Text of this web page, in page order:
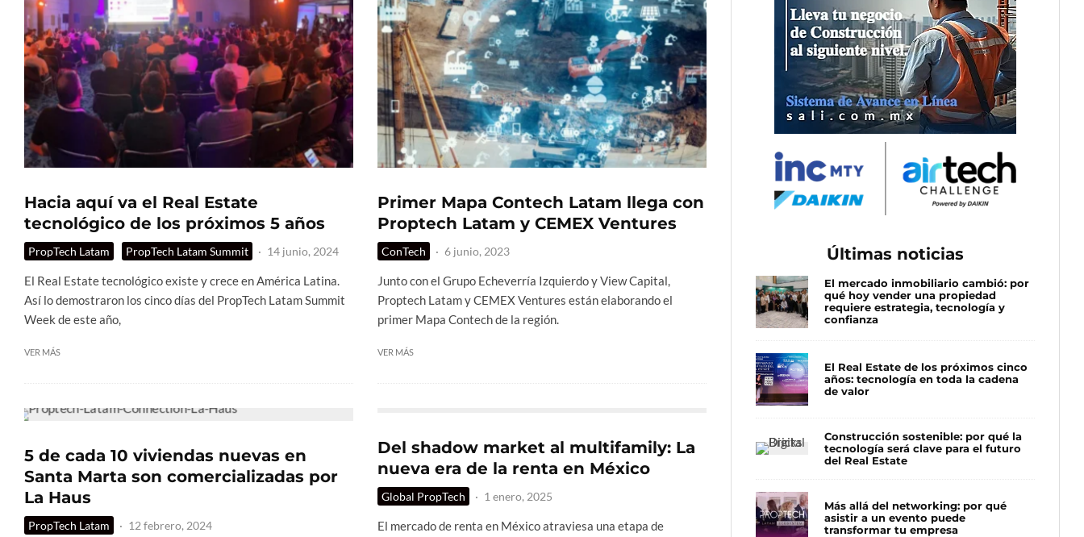
Hacia aquí va el Real Estate
tecnológico de los próximos 5 años
PropTech Latam PropTech Latam Summit · 14 junio, 2024
El Real Estate tecnológico existe y crece en América Latina.
Así lo demostraron los cinco días del PropTech Latam Summit
Week de este año,
VER MÁS
Primer Mapa Contech Latam llega con
Proptech Latam y CEMEX Ventures
ConTech · 6 junio, 2023
Junto con el Grupo Echeverría Izquierdo y View Capital,
Proptech Latam y CEMEX Ventures están elaborando el
primer Mapa Contech de la región.
VER MÁS
5 de cada 10 viviendas nuevas en
Santa Marta son comercializadas por
La Haus
PropTech Latam · 12 febrero, 2024
Del shadow market al multifamily: La
nueva era de la renta en México
Global PropTech · 1 enero, 2025
El mercado de renta en México atraviesa una etapa de
Últimas noticias
El mercado inmobiliario cambió: por
qué hoy vender una propiedad
requiere estrategia, tecnología y
confianza
El Real Estate de los próximos cinco
años: tecnología en toda la cadena
de valor
Construcción sostenible: por qué la
tecnología será clave para el futuro
del Real Estate
Más allá del networking: por qué
asistir a un evento puede
transformar tu empresa